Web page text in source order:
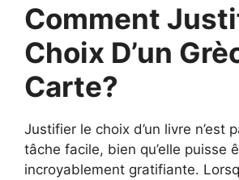
Comment
Choix D’un
Carte?
Justifier le choix d’un livre n’est
tâche facile, bien qu’elle puisse
incroyablement gratifiante.